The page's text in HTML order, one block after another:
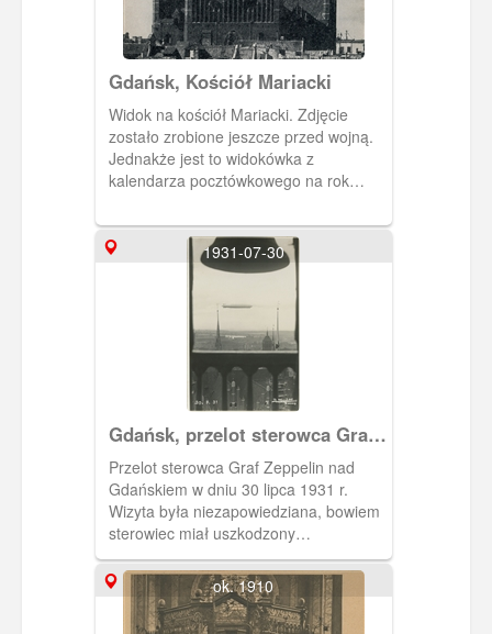
Gdańsk, Kościół Mariacki
Widok na kościół Mariacki. Zdjęcie
zostało zrobione jeszcze przed wojną.
Jednakże jest to widokówka z
kalendarza pocztówkowego na rok
1931-07-30
Gdańsk, przelot sterowca Graf
Zeppelin
Przelot sterowca Graf Zeppelin nad
Gdańskiem w dniu 30 lipca 1931 r.
Wizyta była niezapowiedziana, bowiem
sterowiec miał uszkodzony
radiotelegraf. Wracał z wyprawy z
rejonów podbiegunowych. Zauważono
go po raz pierwszy o godz. 13.45 z
wieży Kościoła Mariackiego.
ok. 1910